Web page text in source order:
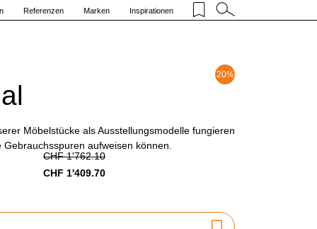
Referenzen Marken Inspirationen
20%
Möbelstücke als Ausstellungsmodelle fungieren
aufweisen können.
CHF 1'762.10
CHF 1'409.70